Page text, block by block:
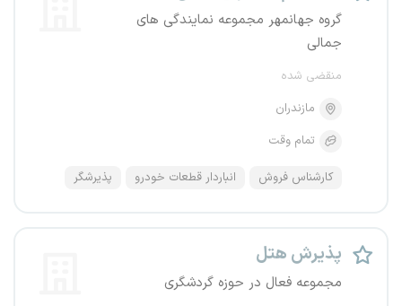
گروه جهانمهر مجموعه نمایندگی های
جمالی
منقضی شده
مازندران
تمام وقت
کارشناس فروش انباردار قطعات خودرو پذیرشگر
پذیرش هتل
مجموعه فعال در حوزه گردشگری